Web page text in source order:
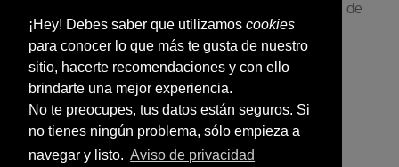
¡Hey! Debes saber que utilizamos cookies
para conocer lo que más te gusta de nuestro
sitio, hacerte recomendaciones y con ello
brindarte una mejor experiencia.
No te preocupes, tus datos están seguros. Si
no tienes ningún problema, sólo empieza a
navegar y listo. Aviso de privacidad
fines no lucrativos siempre que se cite la fuente de
conformidad con el AVISO LEGAL.